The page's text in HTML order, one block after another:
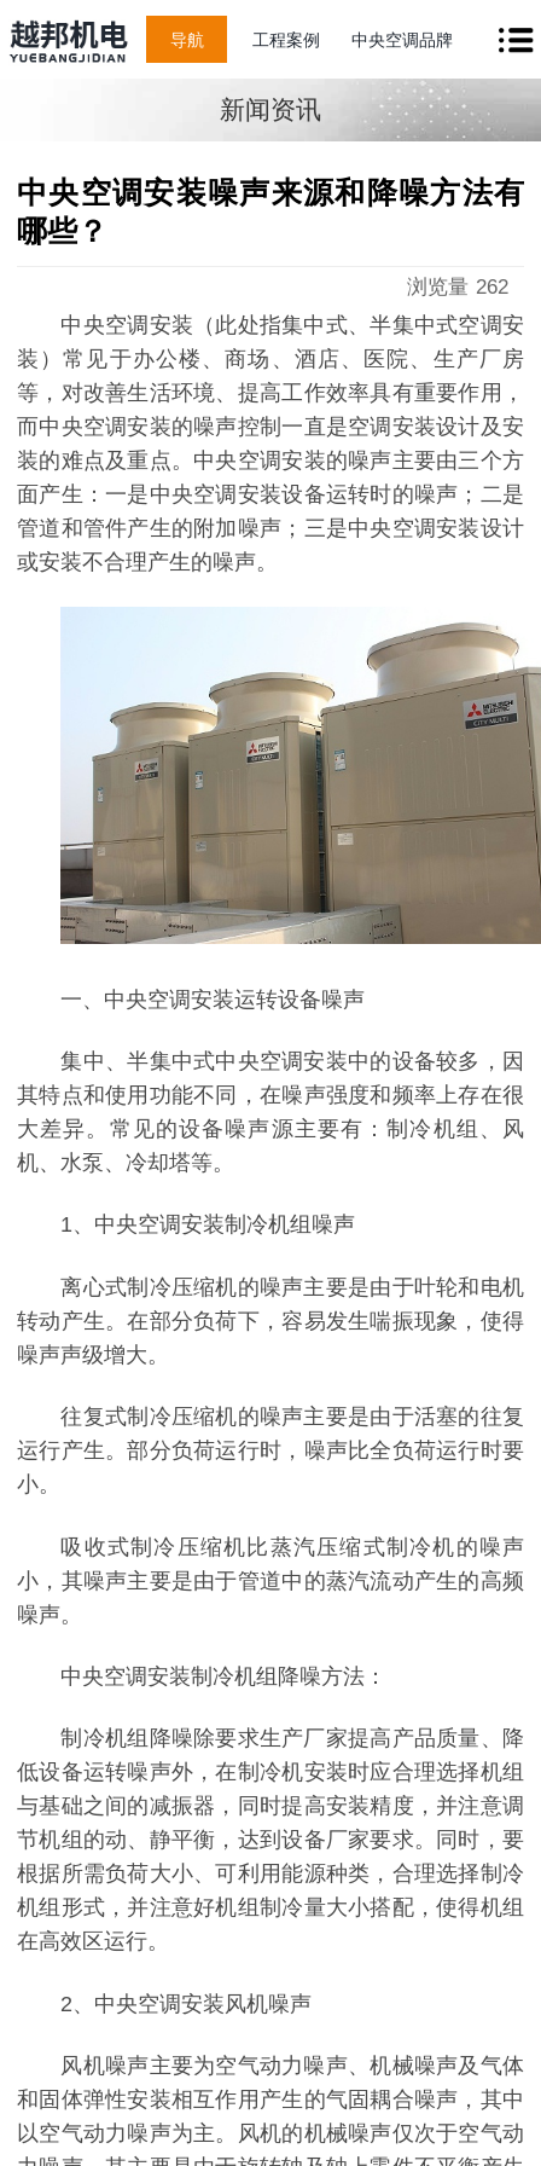
导航 工程案例 中央空调品牌
新闻资讯
中央空调安装噪声来源和降噪方法有
哪些？
浏览量 262
中央空调安装（此处指集中式、半集中式空调安
装）常见于办公楼、商场、酒店、医院、生产厂房
等，对改善生活环境、提高工作效率具有重要作用，
而中央空调安装的噪声控制一直是空调安装设计及安
装的难点及重点。中央空调安装的噪声主要由三个方
面产生：一是中央空调安装设备运转时的噪声；二是
管道和管件产生的附加噪声；三是中央空调安装设计
或安装不合理产生的噪声。
一、中央空调安装运转设备噪声
集中、半集中式中央空调安装中的设备较多，因
其特点和使用功能不同，在噪声强度和频率上存在很
大差异。常见的设备噪声源主要有：制冷机组、风
机、水泵、冷却塔等。
1、中央空调安装制冷机组噪声
离心式制冷压缩机的噪声主要是由于叶轮和电机
转动产生。在部分负荷下，容易发生喘振现象，使得
噪声声级增大。
往复式制冷压缩机的噪声主要是由于活塞的往复
运行产生。部分负荷运行时，噪声比全负荷运行时要
小。
吸收式制冷压缩机比蒸汽压缩式制冷机的噪声
小，其噪声主要是由于管道中的蒸汽流动产生的高频
噪声。
中央空调安装制冷机组降噪方法：
制冷机组降噪除要求生产厂家提高产品质量、降
低设备运转噪声外，在制冷机安装时应合理选择机组
与基础之间的减振器，同时提高安装精度，并注意调
节机组的动、静平衡，达到设备厂家要求。同时，要
根据所需负荷大小、可利用能源种类，合理选择制冷
机组形式，并注意好机组制冷量大小搭配，使得机组
在高效区运行。
2、中央空调安装风机噪声
风机噪声主要为空气动力噪声、机械噪声及气体
和固体弹性安装相互作用产生的气固耦合噪声，其中
以空气动力噪声为主。风机的机械噪声仅次于空气动